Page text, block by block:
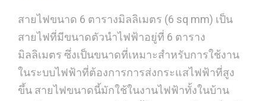
สายไฟขนาด 6 ตารางมิลลิเมตร (6 sq mm) เป็น
สายไฟที่มีขนาดตัวนำไฟฟ้าอยู่ที่ 6 ตาราง
มิลลิเมตร ซึ่งเป็นขนาดที่เหมาะสำหรับการใช้งาน
ในระบบไฟฟ้าที่ต้องการการส่งกระแสไฟฟ้าที่สูง
ขึ้น สายไฟขนาดนี้มักใช้ในงานไฟฟ้าทั้งในบ้าน